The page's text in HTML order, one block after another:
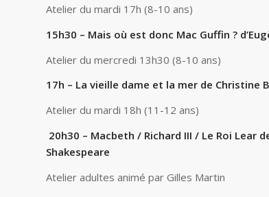
Atelier du mardi 17h (8-10 ans)
15h30 – Mais où est donc Mac Guffin ?
Atelier du mercredi 13h30 (8-10 ans)
17h – La vieille dame et la mer de Christine
Atelier du mardi 18h (11-12 ans)
20h30 – Macbeth / Richard III / Le Roi Lear
Shakespeare
Atelier adultes animé par Gilles Martin